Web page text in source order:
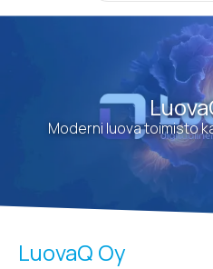
Moderni luova toimisto
LuovaQ Oy